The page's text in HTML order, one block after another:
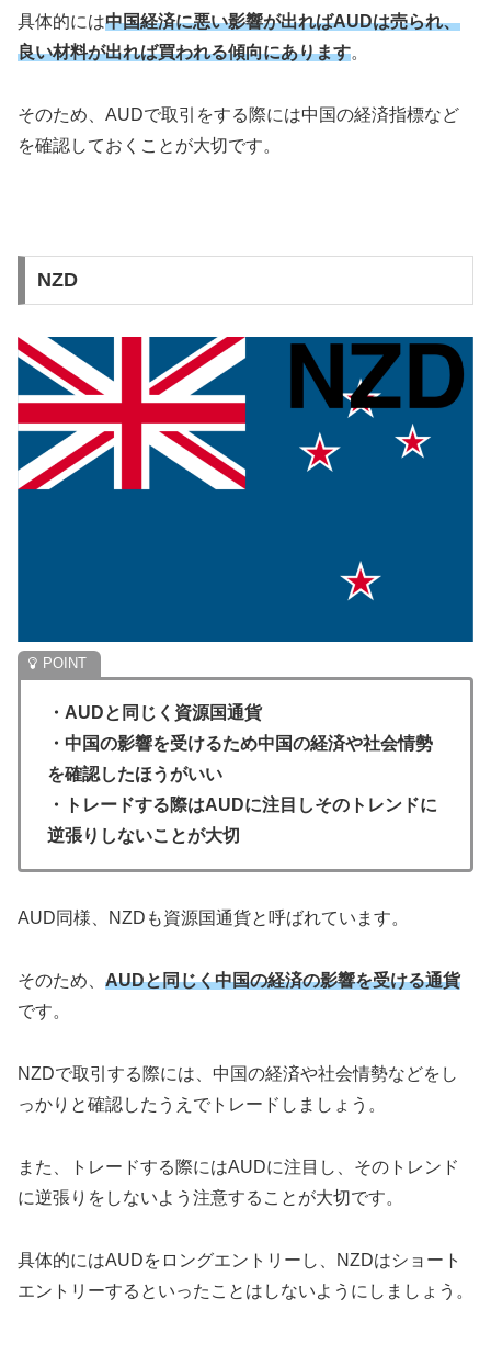
具体的には中国経済に悪い影響が出ればAUDは売られ、
良い材料が出れば買われる傾向にあります。
そのため、AUDで取引をする際には中国の経済指標など
を確認しておくことが大切です。
NZD
・AUDと同じく資源国通貨
・中国の影響を受けるため中国の経済や社会情勢
を確認したほうがいい
・トレードする際はAUDに注目しそのトレンドに
逆張りしないことが大切
AUD同様、NZDも資源国通貨と呼ばれています。
そのため、 AUDと同じく中国の経済の影響を受ける通貨
です。
NZDで取引する際には、中国の経済や社会情勢などをし
っかりと確認したうえでトレードしましょう。
また、トレードする際にはAUDに注目し、そのトレンド
に逆張りをしないよう注意することが大切です。
具体的にはAUDをロングエントリーし、NZDはショート
エントリーするといったことはしないようにしましょう。